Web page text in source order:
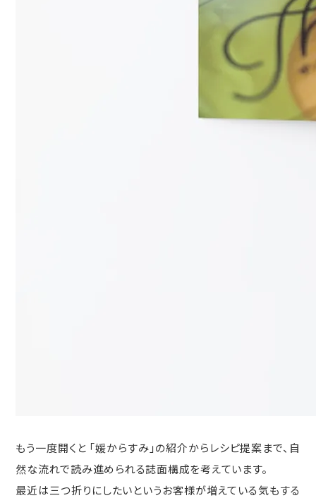
もう一度開くと 「媛からすみ」の紹介からレシピ提案まで、自
然な流れで読み進められる誌面構成を考えています。
最近は三つ折りにしたいというお客様が増えている気もする